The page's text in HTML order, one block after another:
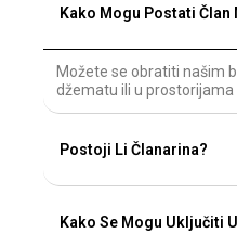
Kako Mogu Postati Član
Možete se obratiti našim
džematu ili u prostorijama
Postoji Li Članarina?
Kako Se Mogu Uključiti